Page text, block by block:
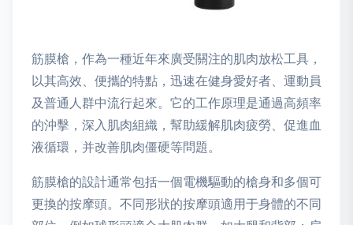
筋膜槍，作為一種近年來廣受關注的肌肉放松工具，
以其高效、便攜的特點，迅速在健身愛好者、運動員
及普通人群中流行起來。它的工作原理是通過高頻率
的沖擊，深入肌肉組織，幫助緩解肌肉疲勞、促進血
液循環，并改善肌肉僵硬等問題。
筋膜槍的設計通常包括一個電機驅動的槍身和多個可
更換的按摩頭。不同形狀的按摩頭適用于身體的不同